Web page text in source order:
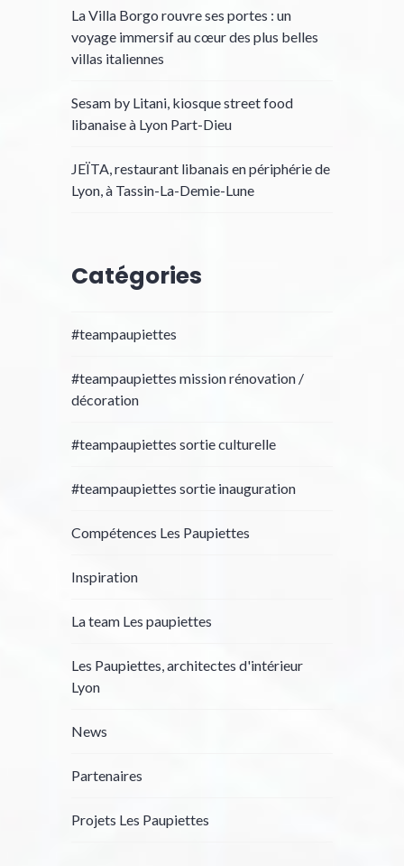
La Villa Borgo rouvre ses portes : un
voyage immersif au cœur des plus belles
villas italiennes
Sesam by Litani, kiosque street food
libanaise à Lyon Part-Dieu
JEÏTA, restaurant libanais en périphérie de
Lyon, à Tassin-La-Demie-Lune
Catégories
#teampaupiettes
#teampaupiettes mission rénovation /
décoration
#teampaupiettes sortie culturelle
#teampaupiettes sortie inauguration
Compétences Les Paupiettes
Inspiration
La team Les paupiettes
Les Paupiettes, architectes d'intérieur
Lyon
News
Partenaires
Projets Les Paupiettes